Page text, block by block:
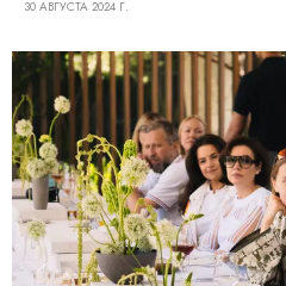
30 АВГУСТА 2024 Г.